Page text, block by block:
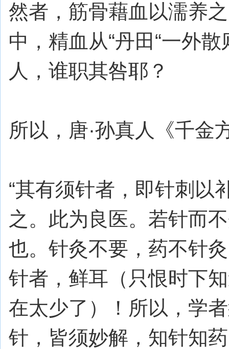
然者，筋骨藉血以濡养
中，精血从“丹田“一外
人，谁职其咎耶？
所以，唐·孙真人《千金
“其有须针者，即针刺以
之。此为良医。若针而
也。针灸不要，药不针
针者，鲜耳（只恨时下
在太少了）！所以，学
针，皆须妙解，知针知